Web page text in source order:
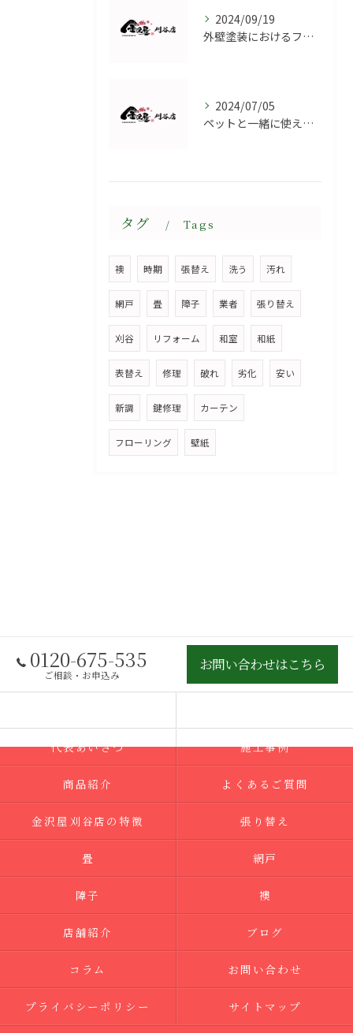
2024/09/19
外壁塗装におけるフッ素とシリコンの特徴
2024/07/05
ペットと一緒に使える網戸が便利！リフォームで快適な室内空間を実現！
タグ Tags
襖 時期 張替え 洗う 汚れ
網戸 畳 障子 業者 張り替え
刈谷 リフォーム 和室 和紙
表替え 修理 破れ 劣化 安い
新調 鍵修理 カーテン
フローリング 壁紙
0120-675-535
ご相談・お申込み
お問い合わせはこちら
代表あいさつ 施工事例
商品紹介 よくあるご質問
金沢屋刈谷店の特徴 張り替え
畳 網戸
障子 襖
店舗紹介 ブログ
コラム お問い合わせ
プライバシーポリシー サイトマップ